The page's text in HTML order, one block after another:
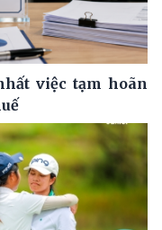
việc tạm hoãn